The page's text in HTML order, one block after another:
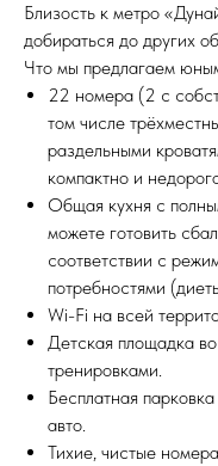
Близость к метро
добираться до других
Что мы предлагаем
22 номера (2 с
том числе
раздельными
компактно и
Общая кухня с
можете готовить
соответствии с
потребностями
Wi-Fi на всей
Детская площадка
тренировками.
Бесплатная
авто.
Тихие, чистые